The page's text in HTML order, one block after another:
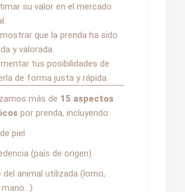
su valor en el mercado
que la prenda ha sido
y valorada.
tus posibilidades de
de forma justa y rápida.
más de 15 aspectos
por prenda, incluyendo:
piel
(país de origen)
del animal utilizada (lomo,